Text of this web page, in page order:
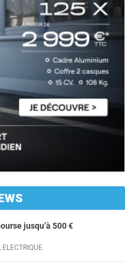
jusqu’à 500 €
ELECTRIQUE